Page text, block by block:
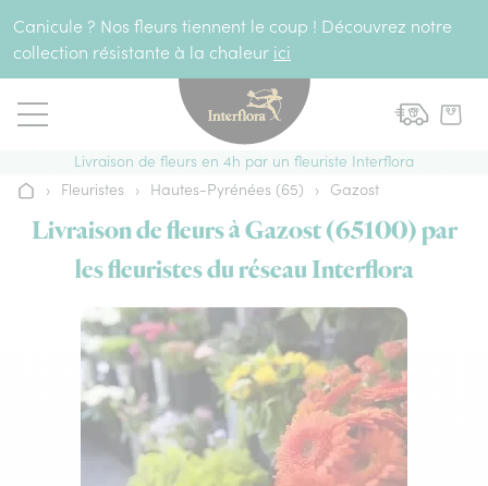
Canicule ? Nos fleurs tiennent le coup ! Découvrez notre
collection résistante à la chaleur ici
Livraison de fleurs en 4h par un fleuriste Interflora
Accueil
› Fleuristes › Hautes-Pyrénées (65) › Gazost
Livraison de fleurs à Gazost (65100) par
les fleuristes du réseau Interflora